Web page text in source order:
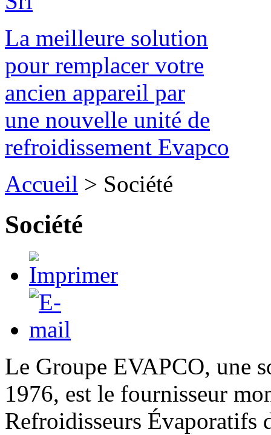
La meilleure solution
pour remplacer votre
ancien appareil par
une nouvelle unité de
refroidissement Evapco
Accueil > Société
Société
Le Groupe EVAPCO, une
1976, est le fournisseur
Refroidisseurs Évaporatifs